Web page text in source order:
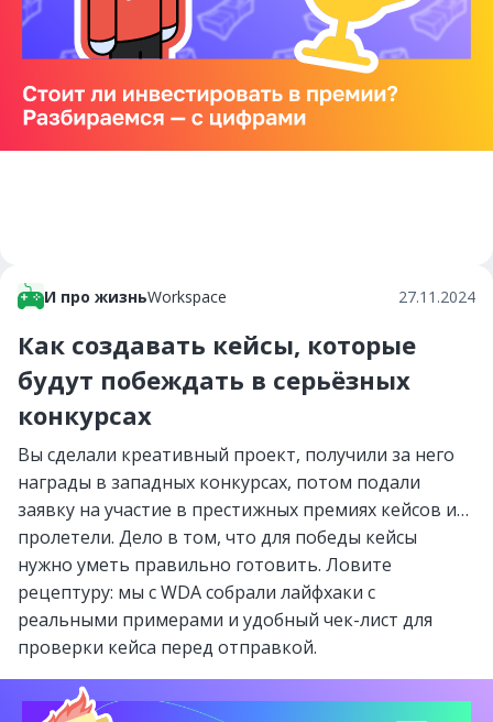
И про жизньWorkspace 27.11.2024
Как создавать кейсы, которые
будут побеждать в серьёзных
конкурсах
Вы сделали креативный проект, получили за него
награды в западных конкурсах, потом подали
заявку на участие в престижных премиях кейсов и…
пролетели. Дело в том, что для победы кейсы
нужно уметь правильно готовить. Ловите
рецептуру: мы с WDA собрали лайфхаки с
реальными примерами и удобный чек-лист для
проверки кейса перед отправкой.